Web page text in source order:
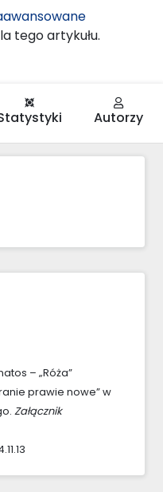
tego artykułu.
Autorzy
– „Róża”
prawie nowe” w
Załącznik